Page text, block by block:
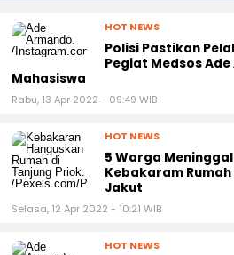
HOT NEWS
Polisi Pastikan
Pegiat Medsos
Mahasiswa
Rabu, 13 Apr 2022 - 09:49 WIB
HOT NEWS
5 Warga
Kebakaram
Jakut
Selasa, 12 Apr 2022 - 10:21 WIB
HOT NEWS